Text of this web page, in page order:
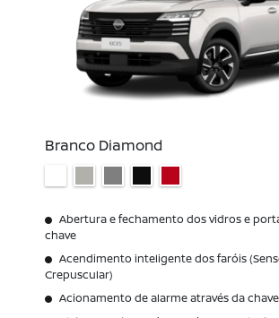
Branco Diamond
Abertura e fechamento dos vidros e
chave
Acendimento inteligente dos faróis
Crepuscular)
Acionamento de alarme através da chave